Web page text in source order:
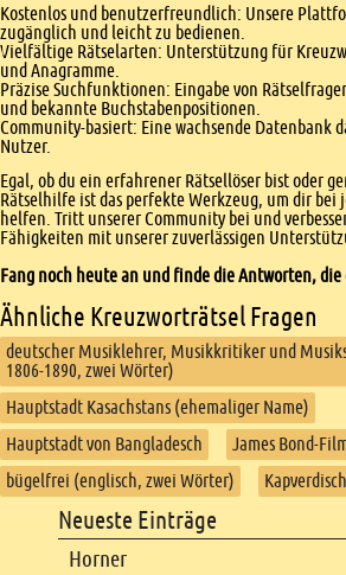
Kostenlos und benutzerfreundlich: Unsere
zugänglich und leicht zu bedienen.
Vielfältige Rätselarten: Unterstützung für
und Anagramme.
Präzise Suchfunktionen: Eingabe von
und bekannte Buchstabenpositionen.
Community-basiert: Eine wachsende Datenbank
Nutzer.
Egal, ob du ein erfahrener Rätsellöser bist oder
Rätselhilfe ist das perfekte Werkzeug, um dir bei
helfen. Tritt unserer Community bei und
Fähigkeiten mit unserer zuverlässigen
Fang noch heute an und finde die Antworten, die
Ähnliche Kreuzworträtsel Fragen
deutscher Musiklehrer, Musikkritiker und
1806-1890, zwei Wörter)
Hauptstadt Kasachstans (ehemaliger Name)
Hauptstadt von Bangladesch
James Bond-
bügelfrei (englisch, zwei Wörter)
Footer content
Neueste Einträge
Horner